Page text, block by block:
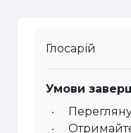
Глосарій
Умови